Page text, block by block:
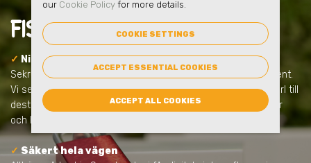
FISKSÄTRA?
✓ Ni får en säker lösning från start
Sekretesshantering handlar om mer än att samla in dokument.
Vi ser till att allt sker tryggt, låst och dokumenterat – från kärl till
destruktion. Allt anpassas efter ert behov och uppfyller lagar
och krav.
✓ Säkert hela vägen
our Cookie Policyfor more details.
COOKIE SETTINGS
ACCEPT ESSENTIAL COOKIES
ACCEPT ALL COOKIES